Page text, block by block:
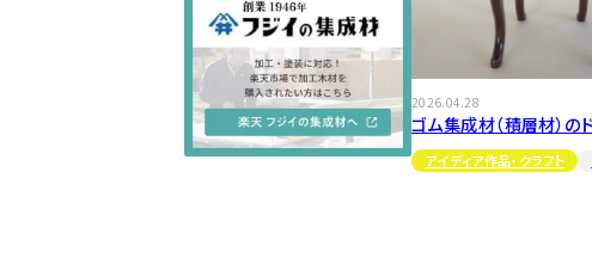
2026.04.28
ゴム集成材（積層材）の
アイディア作品・クラフト